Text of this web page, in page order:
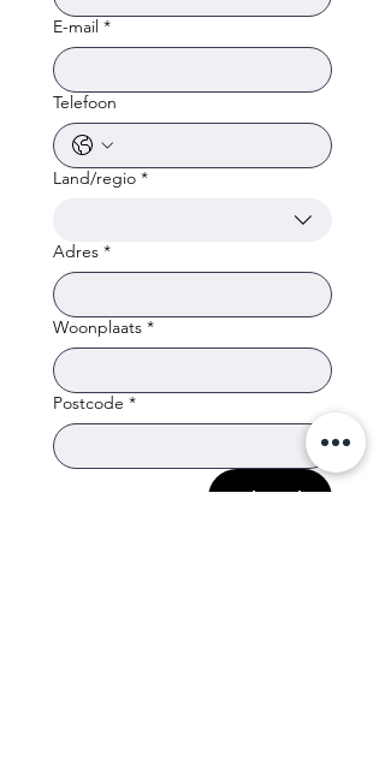
E-mail *
Telefoon
Meerregelig adres
Land/regio *
Adres *
Woonplaats *
Postcode *
Volgende